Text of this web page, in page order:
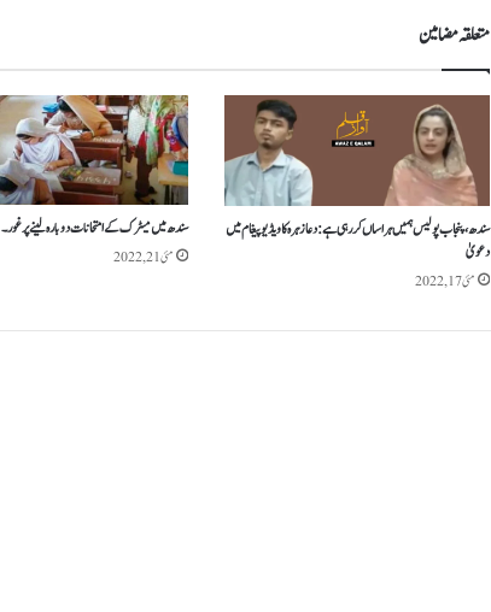
متعلقہ مضامین
سندھ، پنجاب پولیس ہمیں ہراساں کر رہی ہے: دعا زہرہ کا ویڈیو پیغام میں
دعویٰ
مئی 17, 2022
سندھ میں میٹرک کے امتحانات دوبارہ لینے پر غور۔
مئی 21, 2022